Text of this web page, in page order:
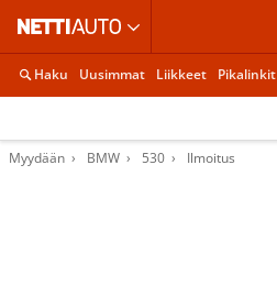
Haku Uusimmat Liikkeet Pikalinkit
Myydään BMW 530 Ilmoitus